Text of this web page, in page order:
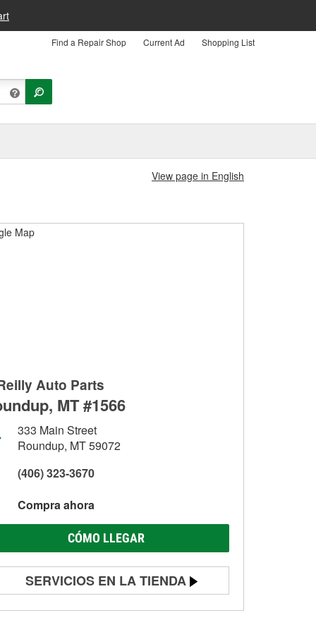
Find a Repair Shop Current Ad Shopping List
View page in English
Auto Parts
MT #1566
333 Main Street
Roundup, MT 59072
(406) 323-3670
Compra ahora
CÓMO LLEGAR
SERVICIOS EN LA TIENDA
Prueba de batería